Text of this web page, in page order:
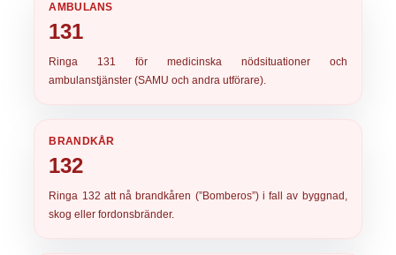
AMBULANS
131
Ringa 131 för medicinska nödsituationer och
ambulanstjänster (SAMU och andra utförare).
BRANDKÅR
132
Ringa 132 att nå brandkåren (”Bomberos”) i fall av byggnad,
skog eller fordonsbränder.